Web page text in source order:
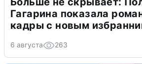
Гагарина показала
кадры с новым
6 августа 263